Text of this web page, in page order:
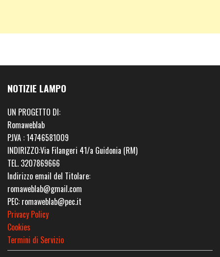
NOTIZIE LAMPO
UN PROGETTO DI:
Romaweblab
P.IVA : 14746581009
INDIRIZZO:Via Filangeri 41/a Guidonia (RM)
TEL. 3207869666
Indirizzo email del Titolare:
romaweblab@gmail.com
PEC: romaweblab@pec.it
Privacy Policy
Cookies
Termini di Servizio